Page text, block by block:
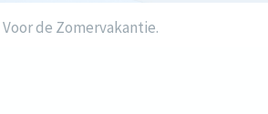
de Zomervakantie.